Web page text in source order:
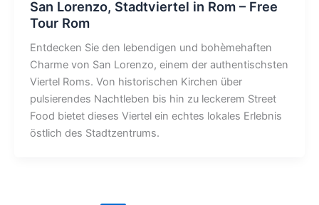
San Lorenzo, Stadtviertel in Rom – Free
Tour Rom
Entdecken Sie den lebendigen und bohèmehaften
Charme von San Lorenzo, einem der authentischsten
Viertel Roms. Von historischen Kirchen über
pulsierendes Nachtleben bis hin zu leckerem Street
Food bietet dieses Viertel ein echtes lokales Erlebnis
östlich des Stadtzentrums.